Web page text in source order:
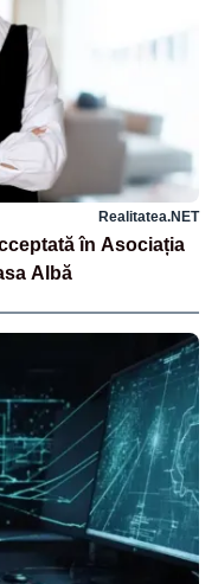
Realitatea.NET
în Asociația
Albă